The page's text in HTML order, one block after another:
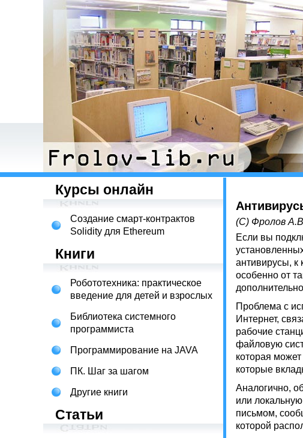
Курсы онлайн
Создание смарт-контрактов
Solidity для Ethereum
Книги
Робототехника: практическое
введение для детей и взрослых
Библиотека системного
программиста
Программирование на JAVA
ПК. Шаг за шагом
Другие книги
Статьи
(С) Фролов
Если вы
антивирусы, к
особенно от
Проблема с
Интернет,
рабочие
файловую
которая
которые
Аналогично,
или
письмом,
которой